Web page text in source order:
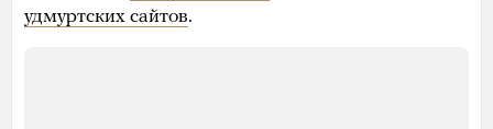
удмуртских сайтов.